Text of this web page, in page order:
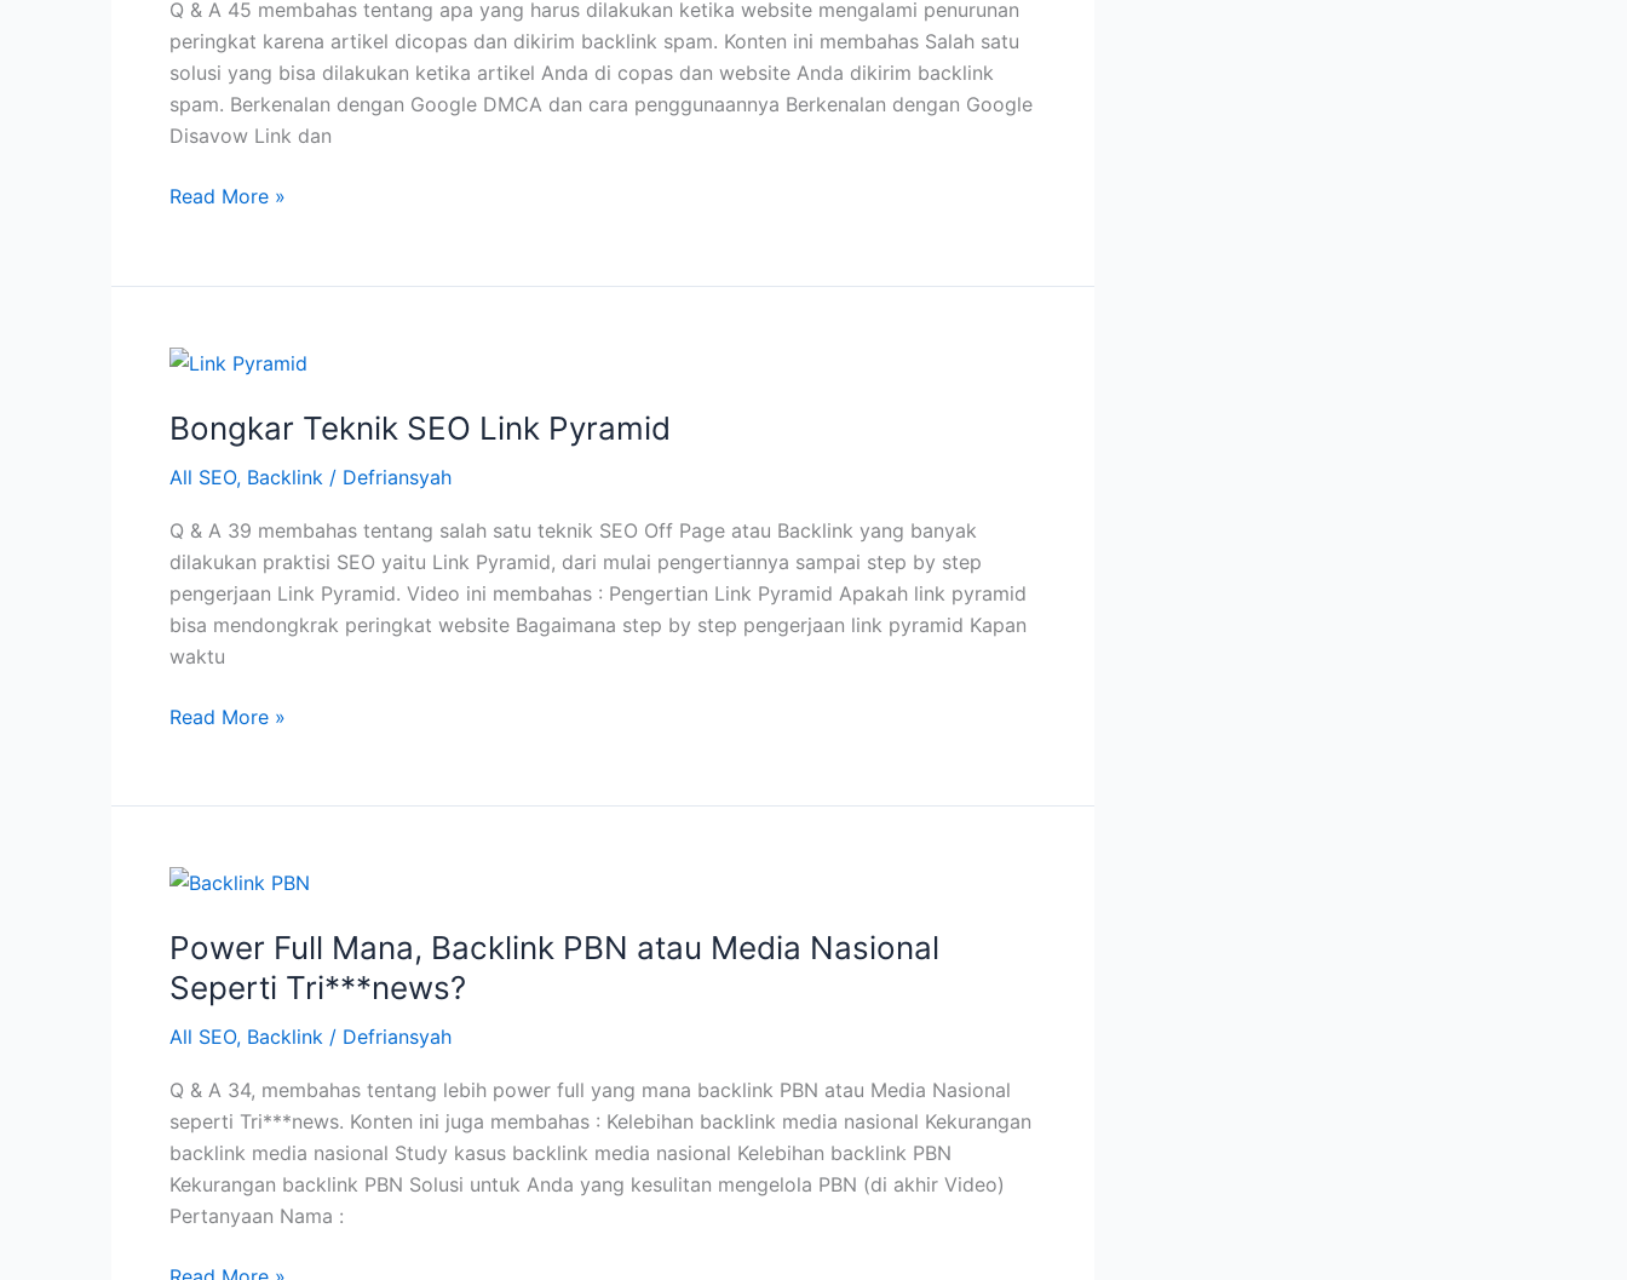
Q & A 45 membahas tentang apa yang harus dilakukan ketika website mengalami penurunan
peringkat karena artikel dicopas dan dikirim backlink spam. Konten ini membahas Salah satu
solusi yang bisa dilakukan ketika artikel Anda di copas dan website Anda dikirim backlink
spam. Berkenalan dengan Google DMCA dan cara penggunaannya Berkenalan dengan Google
Disavow Link dan
Artikel
Dikirim
Spam,
Solusinya
Read More »
Bongkar Teknik SEO Link Pyramid
All SEO, Backlink / Defriansyah
Q & A 39 membahas tentang salah satu teknik SEO Off Page atau Backlink yang banyak
dilakukan praktisi SEO yaitu Link Pyramid, dari mulai pengertiannya sampai step by step
pengerjaan Link Pyramid. Video ini membahas : Pengertian Link Pyramid Apakah link pyramid
bisa mendongkrak peringkat website Bagaimana step by step pengerjaan link pyramid Kapan
waktu
Bongkar
Link
Read More »
Power Full Mana, Backlink PBN atau Media Nasional
Seperti Tri***news?
All SEO, Backlink / Defriansyah
Q & A 34, membahas tentang lebih power full yang mana backlink PBN atau Media Nasional
seperti Tri***news. Konten ini juga membahas : Kelebihan backlink media nasional Kekurangan
backlink media nasional Study kasus backlink media nasional Kelebihan backlink PBN
Kekurangan backlink PBN Solusi untuk Anda yang kesulitan mengelola PBN (di akhir Video)
Pertanyaan Nama :